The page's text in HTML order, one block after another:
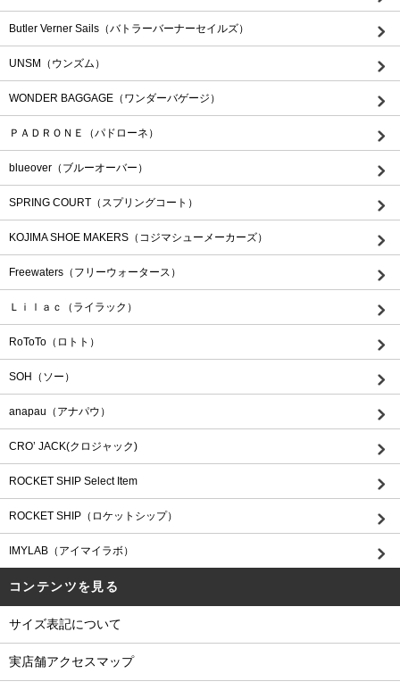
Butler Verner Sails（バトラーバーナーセイルズ）
UNSM（ウンズム）
WONDER BAGGAGE（ワンダーバゲージ）
ＰＡＤＲＯＮＥ（パドローネ）
blueover（ブルーオーバー）
SPRING COURT（スプリングコート）
KOJIMA SHOE MAKERS（コジマシューメーカーズ）
Freewaters（フリーウォータース）
Ｌｉｌａｃ（ライラック）
RoToTo（ロトト）
SOH（ソー）
anapau（アナパウ）
CRO’ JACK(クロジャック)
ROCKET SHIP Select Item
ROCKET SHIP（ロケットシップ）
IMYLAB（アイマイラボ）
コンテンツを見る
サイズ表記について
実店舗アクセスマップ